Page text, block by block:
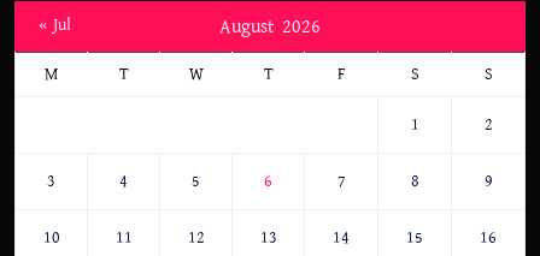
August 2026
M T W T F S S
1 2
3 4 5 6 7 8 9
10 11 12 13 14 15 16
« Jul